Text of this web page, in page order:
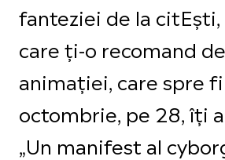
fanteziei de la
care ți-o recomand
animației, care spre
octombrie, pe 28, îți
„Un manifest al